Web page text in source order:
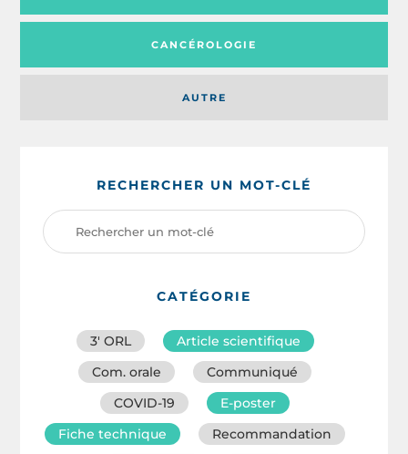
AUTRE
CANCÉROLOGIE
RECHERCHER UN MOT-CLÉ
CATÉGORIE
3′ ORL
Article scientifique
Com. orale
Communiqué
COVID-19
E-poster
Fiche technique
Recommandation